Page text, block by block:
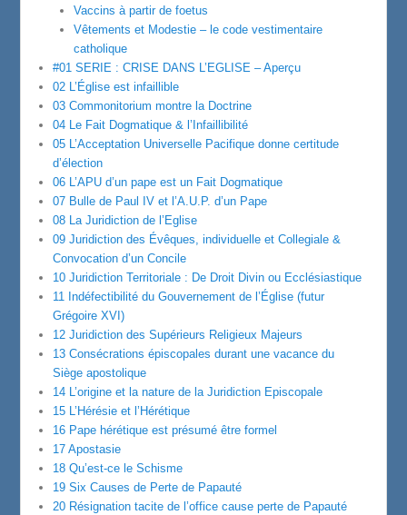
Vaccins à partir de foetus
Vêtements et Modestie – le code vestimentaire
catholique
#01 SERIE : CRISE DANS L’EGLISE – Aperçu
02 L’Église est infaillible
03 Commonitorium montre la Doctrine
04 Le Fait Dogmatique & l’Infaillibilité
05 L’Acceptation Universelle Pacifique donne certitude
d’élection
06 L’APU d’un pape est un Fait Dogmatique
07 Bulle de Paul IV et l’A.U.P. d’un Pape
08 La Juridiction de l’Eglise
09 Juridiction des Évêques, individuelle et Collegiale &
Convocation d’un Concile
10 Juridiction Territoriale : De Droit Divin ou Ecclésiastique
11 Indéfectibilité du Gouvernement de l’Église (futur
Grégoire XVI)
12 Juridiction des Supérieurs Religieux Majeurs
13 Consécrations épiscopales durant une vacance du
Siège apostolique
14 L’origine et la nature de la Juridiction Episcopale
15 L’Hérésie et l’Hérétique
16 Pape hérétique est présumé être formel
17 Apostasie
18 Qu’est-ce le Schisme
19 Six Causes de Perte de Papauté
20 Résignation tacite de l’office cause perte de Papauté